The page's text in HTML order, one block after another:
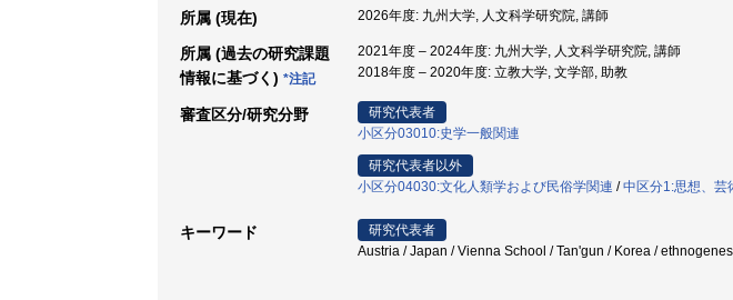
所属 (現在) 2026年度: 九州大学, 人文科学研究院, 講師
所属 (過去の研究課題
情報に基づく) *注記
2021年度 – 2024年度: 九州大学, 人文科学研究院, 講師
2018年度 – 2020年度: 立教大学, 文学部, 助教
審査区分/研究分野
研究代表者
小区分03010:史学一般関連
研究代表者以外
小区分04030:文化人類学および民俗学関連 /中区分1:思想、芸
キーワード
研究代表者
Austria / Japan / Vienna School / Tan'gun / Korea /